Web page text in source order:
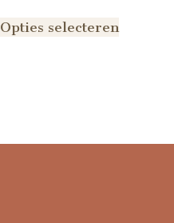
Opties selecteren